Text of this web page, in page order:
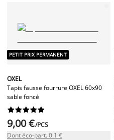
PETIT PRIX PERMANENT
OXEL
Tapis fausse fourrure OXEL 60x90
sable foncé






9,00 €/PCS
Dont éco-part. 0.1 €